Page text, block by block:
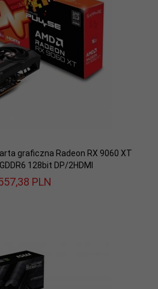
graficzna Radeon RX 9060 XT
128bit DP/2HDMI
38 PLN